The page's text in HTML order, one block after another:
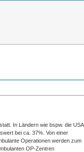
In Ländern wie bspw. die USA
bei ca. 37%. Von einer
Operationen werden zum
OP-Zentren